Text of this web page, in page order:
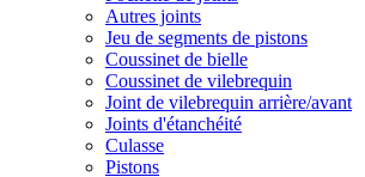
Autres joints
Jeu de segments de pistons
Coussinet de bielle
Coussinet de vilebrequin
Joint de vilebrequin arrière/avant
Joints d'étanchéité
Culasse
Pistons